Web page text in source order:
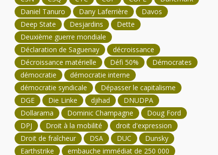
Daniel Tanuro
Dany Laferrière
Davos
Deep State
Desjardins
Dette
Deuxième guerre mondiale
Déclaration de Saguenay
décroissance
Décroissance matérielle
Défi 50%
Démocrates
démocratie
démocratie interne
démocratie syndicale
Dépasser le capitalisme
DGE
Die Linke djihad
DNUDPA
Dollarama
Dominic Champagne
Doug Ford
DPJ
Droit à la mobilité
droit d'expression
Droit de fraîcheur
DSA DUC
Dunsky
Earthstrike
embauche immédiat de 250 000